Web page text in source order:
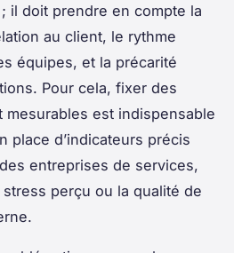
il doit prendre en compte la
au client, le rythme
équipes, et la précarité
Pour cela, fixer des
est indispensable
place d’indicateurs précis
entreprises de services,
perçu ou la qualité de